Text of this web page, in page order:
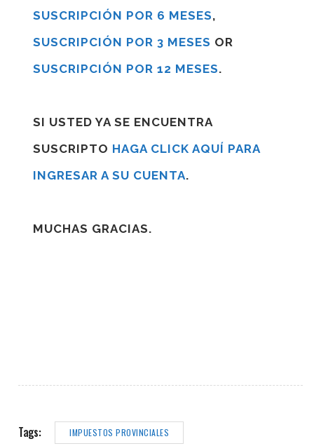
SUSCRIPCIÓN POR 6 MESES,
SUSCRIPCIÓN POR 3 MESES OR
SUSCRIPCIÓN POR 12 MESES.
SI USTED YA SE ENCUENTRA
SUSCRIPTO HAGA CLICK AQUÍ PARA
INGRESAR A SU CUENTA.
MUCHAS GRACIAS.
Tags: IMPUESTOS PROVINCIALES